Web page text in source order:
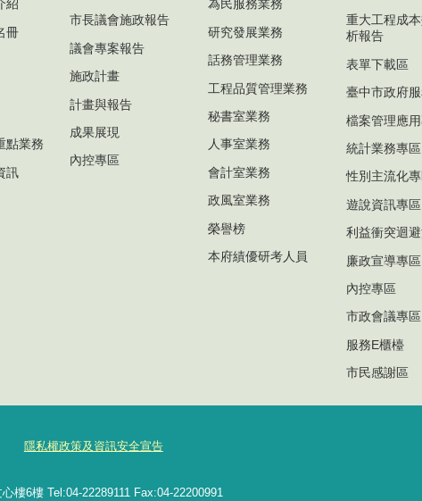
紹
冊
點業務
訊
市長議會施政報告
議會專案報告
施政計畫
計畫與報告
成果展現
內控專區
為民服務業務
研究發展業務
話務管理業務
工程品質管理業務
秘書室業務
人事室業務
會計室業務
政風室業務
榮譽榜
本府績優研考人員
重大工程成
析報告
表單下載區
臺中市政府
檔案管理應
統計業務專區
性別主流化
遊說資訊專區
利益衝突迴
廉政宣導專區
內控專區
市政會議專區
服務E櫃檯
市民感謝區
隱私權政策及資訊安全宣告
樓6樓 Tel:04-22289111 Fax:04-22200991